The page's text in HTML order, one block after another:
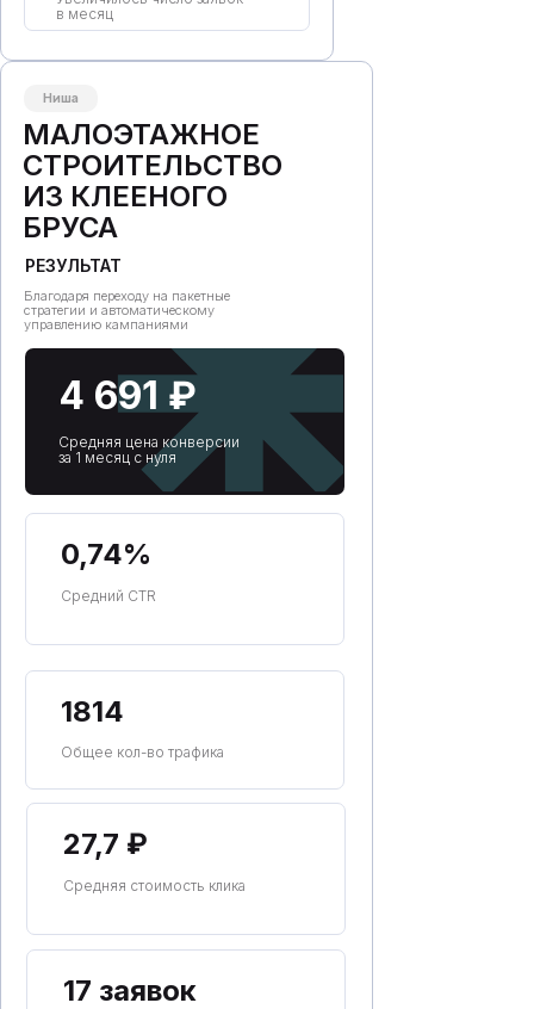
в месяц
РЕЗУЛЬТАТ
МАЛОЭТАЖНОЕ
СТРОИТЕЛЬСТВО
ИЗ КЛЕЕНОГО
БРУСА
Благодаря переходу на пакетные
стратегии и автоматическому
управлению кампаниями
Ниша
0,74%
1814
27,7 ₽
17 заявок
Средний CTR
Общее кол-во трафика
Средняя стоимость клика
4 691 ₽
Средняя цена конверсии
за 1 месяц с нуля